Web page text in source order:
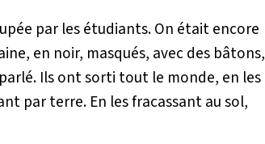
par les étudiants. On était encore
en noir, masqués, avec des bâtons,
Ils ont sorti tout le monde, en les
par terre. En les fracassant au sol,